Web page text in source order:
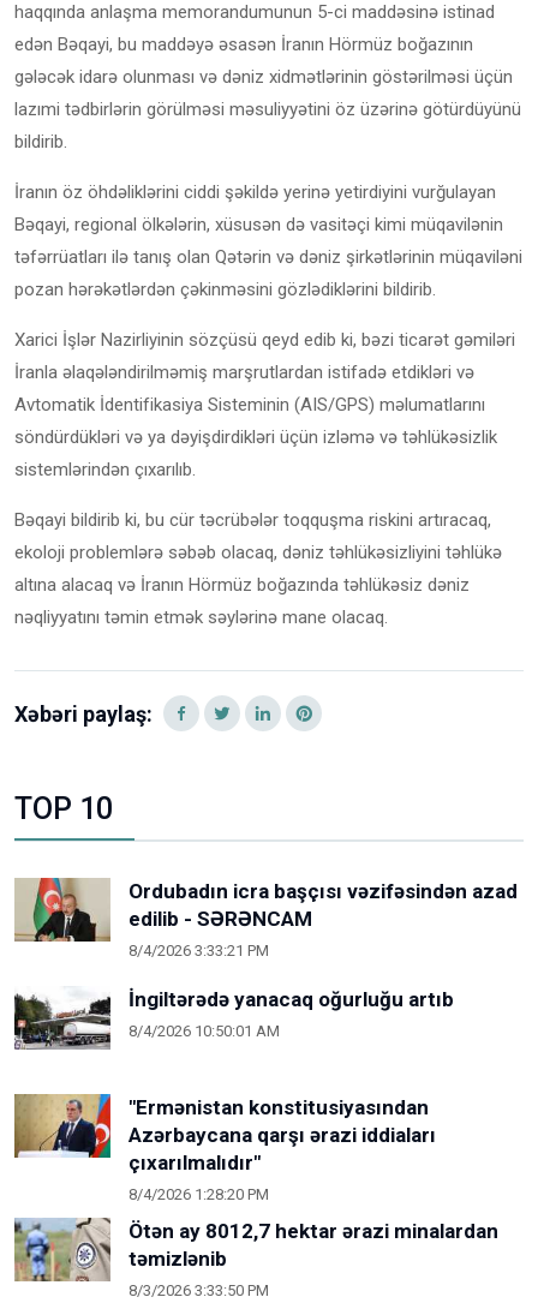
haqqında anlaşma memorandumunun 5-ci maddəsinə istinad
edən Bəqayi, bu maddəyə əsasən İranın Hörmüz boğazının
gələcək idarə olunması və dəniz xidmətlərinin göstərilməsi üçün
lazımi tədbirlərin görülməsi məsuliyyətini öz üzərinə götürdüyünü
bildirib.
İranın öz öhdəliklərini ciddi şəkildə yerinə yetirdiyini vurğulayan
Bəqayi, regional ölkələrin, xüsusən də vasitəçi kimi müqavilənin
təfərrüatları ilə tanış olan Qətərin və dəniz şirkətlərinin müqaviləni
pozan hərəkətlərdən çəkinməsini gözlədiklərini bildirib.
Xarici İşlər Nazirliyinin sözçüsü qeyd edib ki, bəzi ticarət gəmiləri
İranla əlaqələndirilməmiş marşrutlardan istifadə etdikləri və
Avtomatik İdentifikasiya Sisteminin (AIS/GPS) məlumatlarını
söndürdükləri və ya dəyişdirdikləri üçün izləmə və təhlükəsizlik
sistemlərindən çıxarılıb.
Bəqayi bildirib ki, bu cür təcrübələr toqquşma riskini artıracaq,
ekoloji problemlərə səbəb olacaq, dəniz təhlükəsizliyini təhlükə
altına alacaq və İranın Hörmüz boğazında təhlükəsiz dəniz
nəqliyyatını təmin etmək səylərinə mane olacaq.
Xəbəri paylaş:
TOP 10
Ordubadın icra başçısı vəzifəsindən azad
edilib - SƏRƏNCAM
8/4/2026 3:33:21 PM
İngiltərədə yanacaq oğurluğu artıb
8/4/2026 10:50:01 AM
"Ermənistan konstitusiyasından
Azərbaycana qarşı ərazi iddiaları
çıxarılmalıdır"
8/4/2026 1:28:20 PM
Ötən ay 8012,7 hektar ərazi minalardan
təmizlənib
8/3/2026 3:33:50 PM